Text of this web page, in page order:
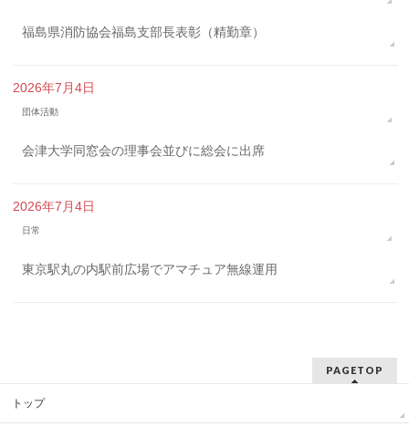
福島県消防協会福島支部長表彰（精勤章）
2026年7月4日
団体活動
会津大学同窓会の理事会並びに総会に出席
2026年7月4日
日常
東京駅丸の内駅前広場でアマチュア無線運用
PAGETOP
トップ